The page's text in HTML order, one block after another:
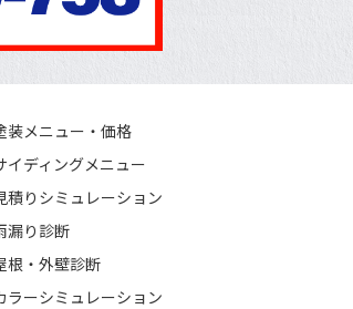
装メニュー・価格
イディングメニュー
積りシミュレーション
漏り診断
根・外壁診断
ラーシミュレーション